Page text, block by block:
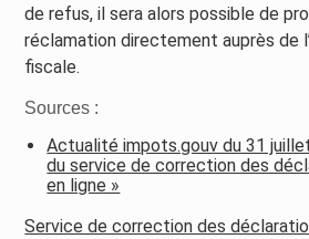
de refus, il sera alors possible de
réclamation directement auprès de
fiscale.
Sources :
Actualité impots.gouv du 31
du service de correction des
en ligne »
Service de correction des